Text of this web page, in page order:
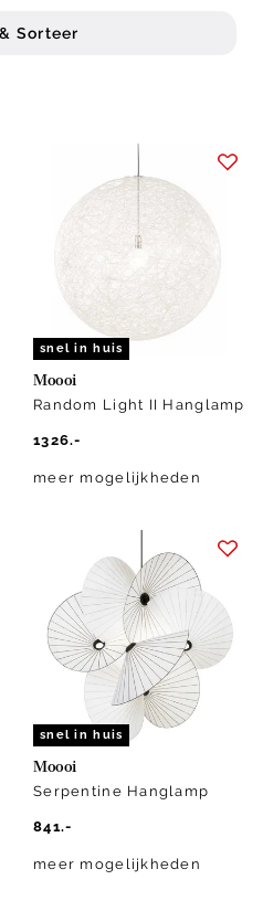
Sorteer
snel in huis
Moooi
Random Light II Hanglamp
1326.-
meer mogelijkheden
snel in huis
Moooi
Serpentine Hanglamp
841.-
meer mogelijkheden